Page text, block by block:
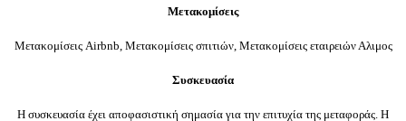
Μετακομίσεις
Μετακομίσεις Airbnb, Μετακομίσεις σπιτιών, Μετακομίσεις εταιρειών Αλιμος
Συσκευασία
Η συσκευασία έχει αποφασιστική σημασία για την επιτυχία της μεταφοράς. Η